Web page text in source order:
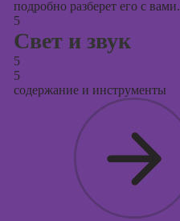
подробно разберет его с вами.
5
Свет и звук
5
5
содержание и инструменты